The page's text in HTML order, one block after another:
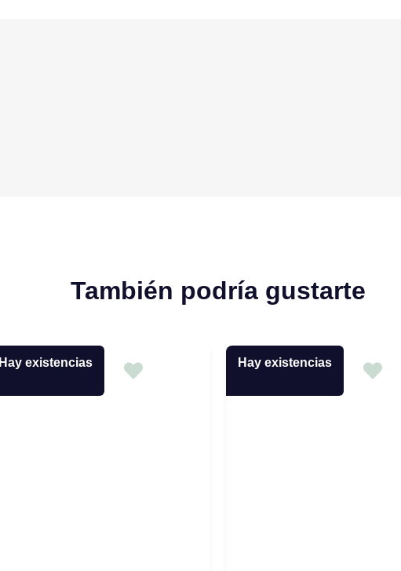
También podría gustarte
Hay existencias Hay existencias